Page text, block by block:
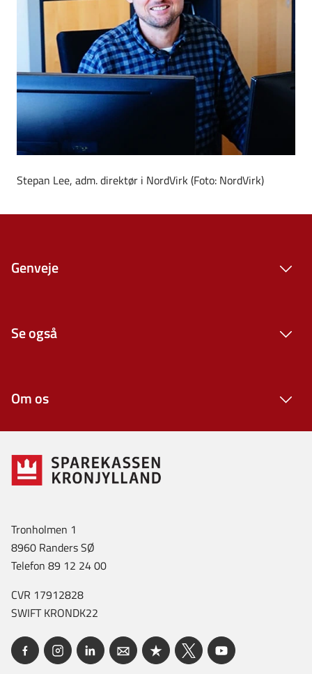
Stepan Lee, adm. direktør i NordVirk (Foto: NordVirk)
Genveje
Se også
Om os
Tronholmen 1
8960 Randers SØ
Telefon 89 12 24 00
CVR 17912828
SWIFT KRONDK22